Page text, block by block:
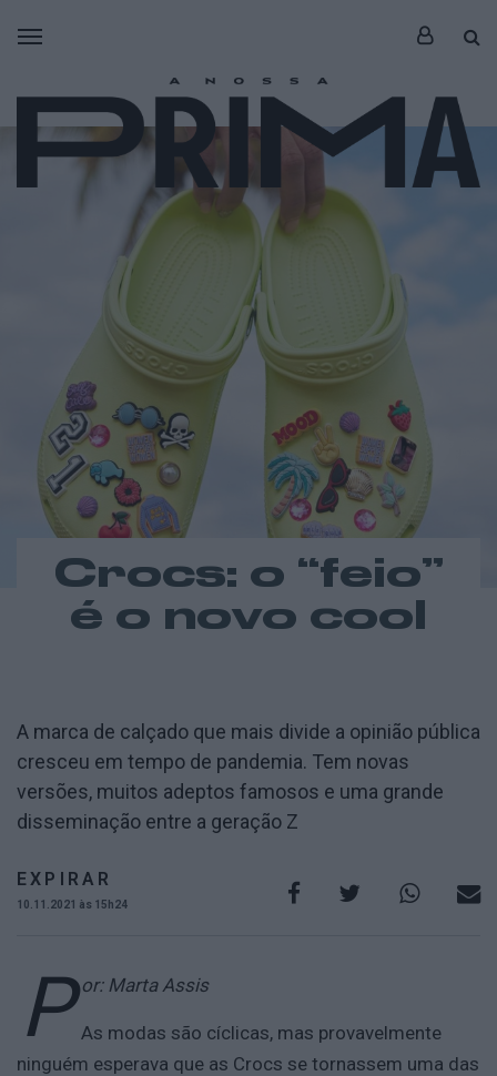
Crocs: o “feio”
é o novo cool
A marca de calçado que mais divide a opinião pública
cresceu em tempo de pandemia. Tem novas
versões, muitos adeptos famosos e uma grande
disseminação entre a geração Z
EXPIRAR
10.11.2021 às 15h24
P or: Marta Assis
As modas são cíclicas, mas provavelmente
ninguém esperava que as Crocs se tornassem uma das